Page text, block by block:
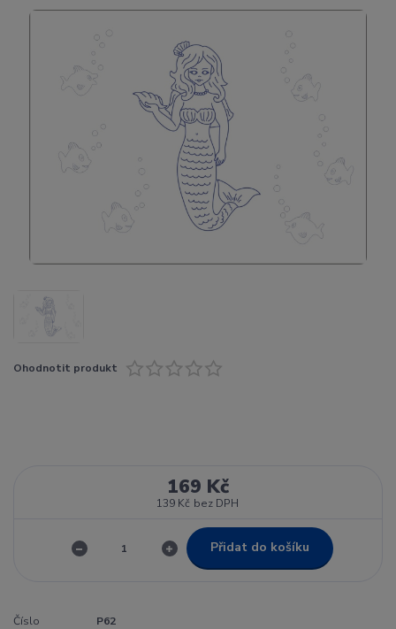
Ohodnotit produkt
169 Kč
139 Kč bez DPH
Přidat do košíku
Číslo
P62